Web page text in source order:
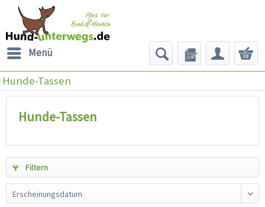
Menü
Hunde-Tassen
Hunde-Tassen
Filtern